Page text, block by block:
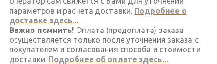
параметров и расчета доставки. Подробнее о
доставке здесь...
Важно помнить! Оплата (предоплата) заказа
осуществляется только после уточнения заказа с
покупателем и согласования способа и стоимости
доставки. Подробнее об оплате здесь...